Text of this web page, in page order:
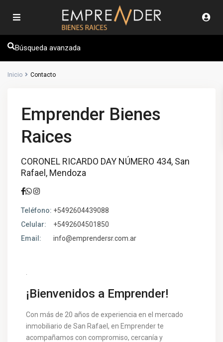
Búsqueda avanzada
Inicio Contacto
Emprender Bienes
Raices
CORONEL RICARDO DAY NÚMERO 434, San
Rafael, Mendoza
Teléfono: +5492604439088
Celular:
+5492604501850
Email:
info@emprendersr.com.ar
¡Bienvenidos a Emprender!
Con más de 20 años de experiencia en el mercado
inmobiliario de San Rafael, en Emprender te
acompañamos con compromiso, cercanía y